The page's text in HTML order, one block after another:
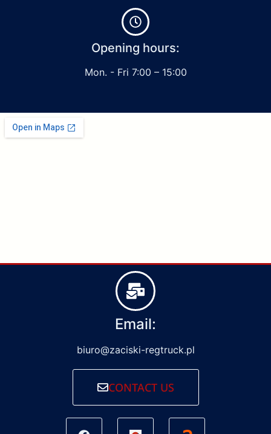
Opening hours:
Mon. - Fri 7:00 – 15:00
Email:
biuro@zaciski-regtruck.pl
CONTACT US